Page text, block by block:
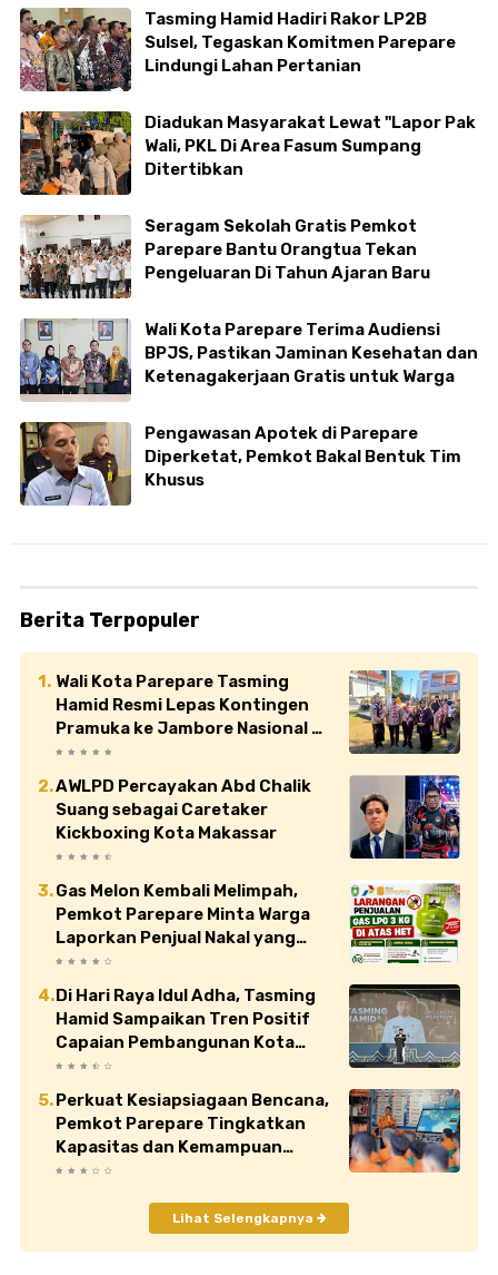
Tasming Hamid Hadiri Rakor LP2B
Sulsel, Tegaskan Komitmen Parepare
Lindungi Lahan Pertanian
Diadukan Masyarakat Lewat "Lapor Pak
Wali, PKL Di Area Fasum Sumpang
Ditertibkan
Seragam Sekolah Gratis Pemkot
Parepare Bantu Orangtua Tekan
Pengeluaran Di Tahun Ajaran Baru
Wali Kota Parepare Terima Audiensi
BPJS, Pastikan Jaminan Kesehatan dan
Ketenagakerjaan Gratis untuk Warga
Pengawasan Apotek di Parepare
Diperketat, Pemkot Bakal Bentuk Tim
Khusus
Berita Terpopuler
Wali Kota Parepare Tasming
Hamid Resmi Lepas Kontingen
Pramuka ke Jambore Nasional XII
di Cibubur
AWLPD Percayakan Abd Chalik
Suang sebagai Caretaker
Kickboxing Kota Makassar
Gas Melon Kembali Melimpah,
Pemkot Parepare Minta Warga
Laporkan Penjual Nakal yang
Jual di Atas HET
Di Hari Raya Idul Adha, Tasming
Hamid Sampaikan Tren Positif
Capaian Pembangunan Kota
Parepare
Perkuat Kesiapsiagaan Bencana,
Pemkot Parepare Tingkatkan
Kapasitas dan Kemampuan
Manajerial TRC BPBD
Lihat Selengkapnya